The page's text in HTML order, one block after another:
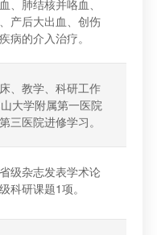
、肺结核并咯血、
产后大出血、创伤
病的介入治疗。
、教学、科研工作
大学附属第一医院
三医院进修学习。
级杂志发表学术论
科研课题1项。